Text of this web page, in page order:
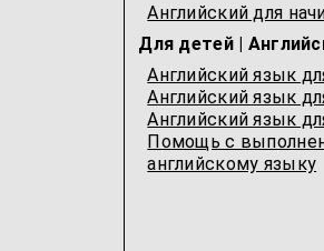
Английский для
Для детей |
Английский язык
Английский язык
Английский язык
Помощь с
английскому языку